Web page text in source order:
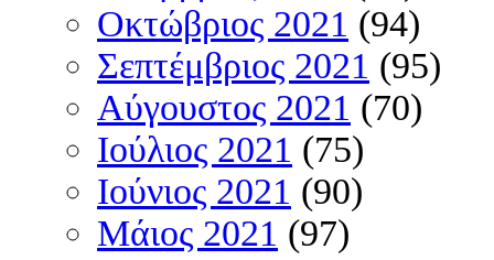
Οκτώβριος 2021 (94)
Σεπτέμβριος 2021 (95)
Αύγουστος 2021 (70)
Ιούλιος 2021 (75)
Ιούνιος 2021 (90)
Μάιος 2021 (97)